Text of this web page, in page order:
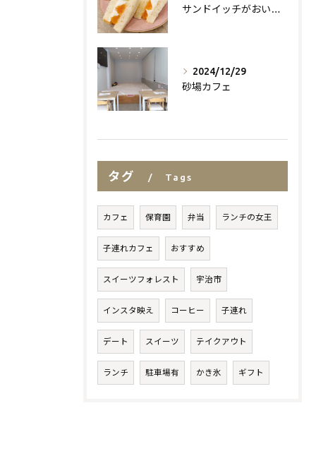
サンドイッチがおいしいお店
2024/12/29
砂場カフェ
タグ Tags
カフェ 保育園 弁当 ランチの女王
子連れカフェ おすすめ
スイーツフォレスト 宇治市
インスタ映え コーヒー 子連れ
デート スイーツ テイクアウト
ランチ 駐車場有 かき氷 ギフト